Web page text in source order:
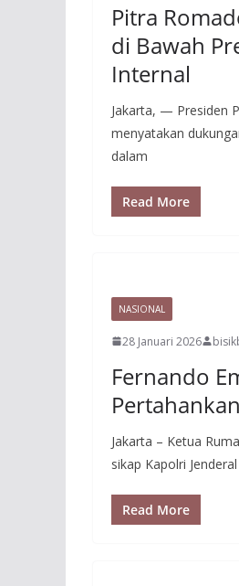
Pitra
di Bawah
Internal
Jakarta, — Presiden
menyatakan
dalam
Read More
NASIONAL
28 Januari 2026
Fernando
Jakarta – Ketua
sikap Kapolri
Read More